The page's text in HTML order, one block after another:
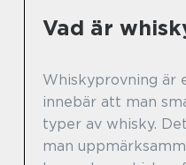
Vad är
Whiskyprovning är
innebär att man
typer av whisky.
man